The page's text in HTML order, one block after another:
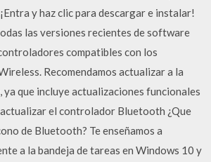
y haz clic para descargar e instalar!
las versiones recientes de software
compatibles con los
Recomendamos actualizar a la
ya que incluye actualizaciones funcionales
el controlador Bluetooth ¿Que
de Bluetooth? Te enseñamos a
a la bandeja de tareas en Windows 10 y